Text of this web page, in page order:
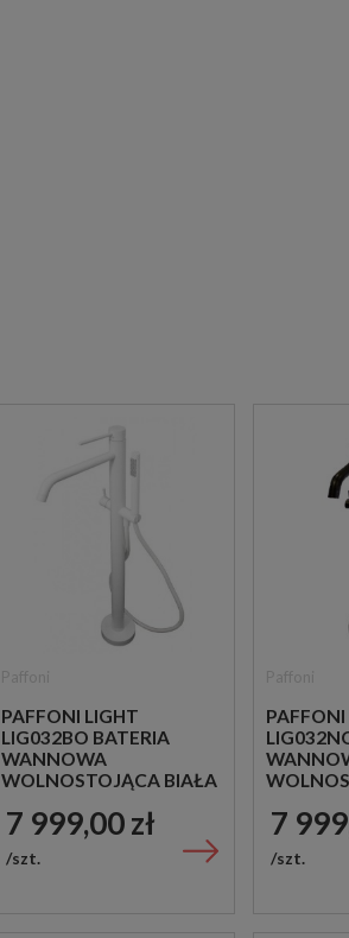
PAFFONI LIGHT
LIG032BO BATERIA
WANNOWA
WOLNOSTOJĄCA BIAŁA
7 999,00 zł
szt.
7
szt.